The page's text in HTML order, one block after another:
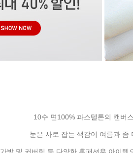
10수 면100% 파스텔톤의 캔버
눈은 사로 잡는 색감이 여름과 좀
가방 및 커버링 등 다양한 홈패션용 아이템